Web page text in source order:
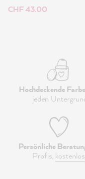
CHF 43.00
Hochdeckende
jeden
Persönliche
Profis, kostenlos